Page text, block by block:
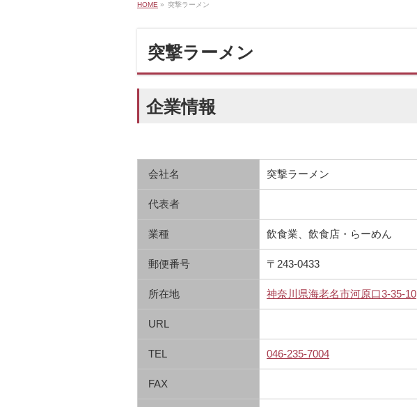
HOME » 突撃ラーメン
突撃ラーメン
企業情報
会社名 突撃ラーメン
代表者
業種 飲食業、飲食店・らーめん
郵便番号 〒243-0433
所在地 神奈川県海老名市河原口3-35-10
URL
TEL 046-235-7004
FAX